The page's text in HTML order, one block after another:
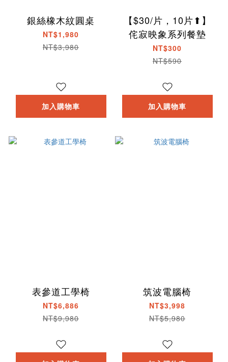
銀絲橡木紋圓桌
NT$1,980
NT$3,980
加入購物車
【$30/片，10片⬆】
侘寂映象系列餐墊
NT$300
NT$590
加入購物車
表參道工學椅
NT$6,886
NT$9,980
筑波電腦椅
NT$3,998
NT$5,980